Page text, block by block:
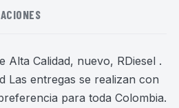
Alta Calidad, nuevo, RDiesel .
Las entregas se realizan con
para toda Colombia.